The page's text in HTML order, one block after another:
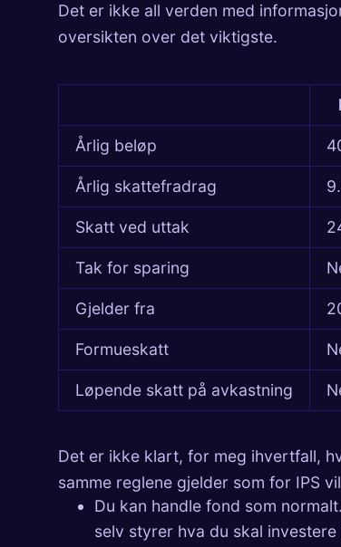
Det er ikke all verden med
oversikten over det viktigste.
Årlig beløp
Årlig skattefradrag
Skatt ved uttak
Tak for sparing
Gjelder fra
Formueskatt
Løpende skatt på avkastning
Det er ikke klart, for meg ihvertfall,
samme reglene gjelder som for IPS
Du kan handle fond som
selv styrer hva du skal investere